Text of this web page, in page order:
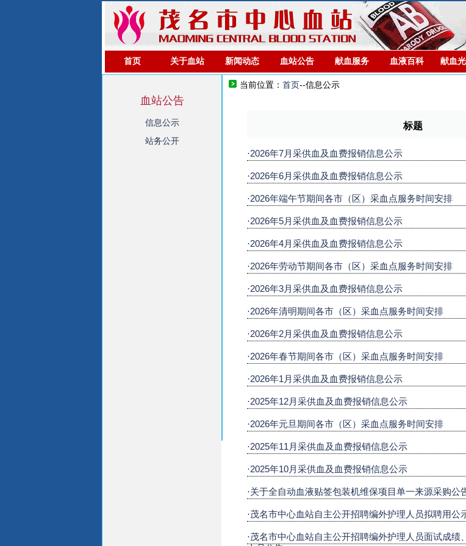
首页 关于血站 新闻动态 血站公告 献血服务 血液百科 献血
血站公告
信息公示
站务公开
当前位置： 首页--信息公示
标题
·2026年7月采供血及血费报销信息公示
·2026年6月采供血及血费报销信息公示
·2026年端午节期间各市（区）采血点服务时间安排
·2026年5月采供血及血费报销信息公示
·2026年4月采供血及血费报销信息公示
·2026年劳动节期间各市（区）采血点服务时间安排
·2026年3月采供血及血费报销信息公示
·2026年清明期间各市（区）采血点服务时间安排
·2026年2月采供血及血费报销信息公示
·2026年春节期间各市（区）采血点服务时间安排
·2026年1月采供血及血费报销信息公示
·2025年12月采供血及血费报销信息公示
·2026年元旦期间各市（区）采血点服务时间安排
·2025年11月采供血及血费报销信息公示
·2025年10月采供血及血费报销信息公示
·关于全自动血液贴签包装机维保项目单一来源采购公
·茂名市中心血站自主公开招聘编外护理人员拟聘用公
·茂名市中心血站自主公开招聘编外护理人员面试成绩